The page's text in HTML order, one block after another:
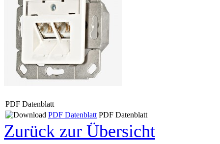
PDF Datenblatt
PDF Datenblatt PDF Datenblatt
Zurück zur Übersicht